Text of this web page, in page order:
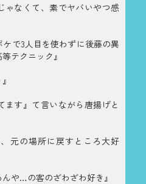
ゃなくて、素でヤバいやつ感
ケで3人目を使わずに後藤の異
テクニック』
ます』て言いながら唐揚げと
元の場所に戻すところ大好
んや…の客のざわざわ好き』